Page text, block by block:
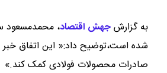
به گزارشجهش اقتصاد، محمدمسعود
شده است،توضیح داد:« این اتفاق خبر
صادرات محصولات فولادی کمک کند.»